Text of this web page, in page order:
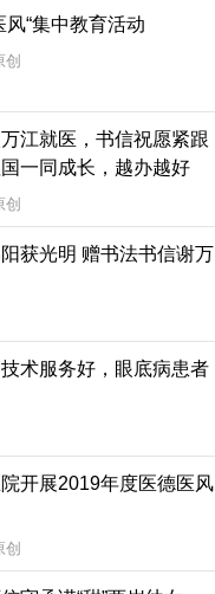
风“集中教育活动
创
江就医，书信祝愿紧跟
一同成长，越办越好
创
获光明 赠书法书信谢万
术服务好，眼底病患者
开展2019年度医德医风
创